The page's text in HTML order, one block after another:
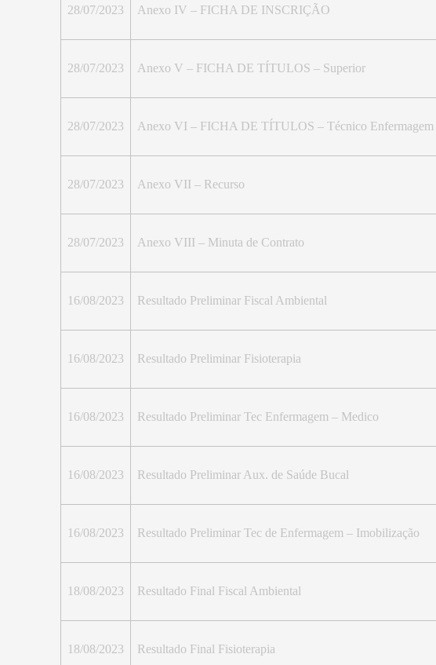
28/07/2023 Anexo IV – FICHA DE INSCRIÇÃO
28/07/2023 Anexo V – FICHA DE TÍTULOS – Superior
28/07/2023 Anexo VI – FICHA DE TÍTULOS – Técnico Enfermagem
28/07/2023 Anexo VII – Recurso
28/07/2023 Anexo VIII – Minuta de Contrato
16/08/2023 Resultado Preliminar Fiscal Ambiental
16/08/2023 Resultado Preliminar Fisioterapia
16/08/2023 Resultado Preliminar Tec Enfermagem – Medico
16/08/2023 Resultado Preliminar Aux. de Saúde Bucal
16/08/2023 Resultado Preliminar Tec de Enfermagem – Imobilização
18/08/2023 Resultado Final Fiscal Ambiental
18/08/2023 Resultado Final Fisioterapia